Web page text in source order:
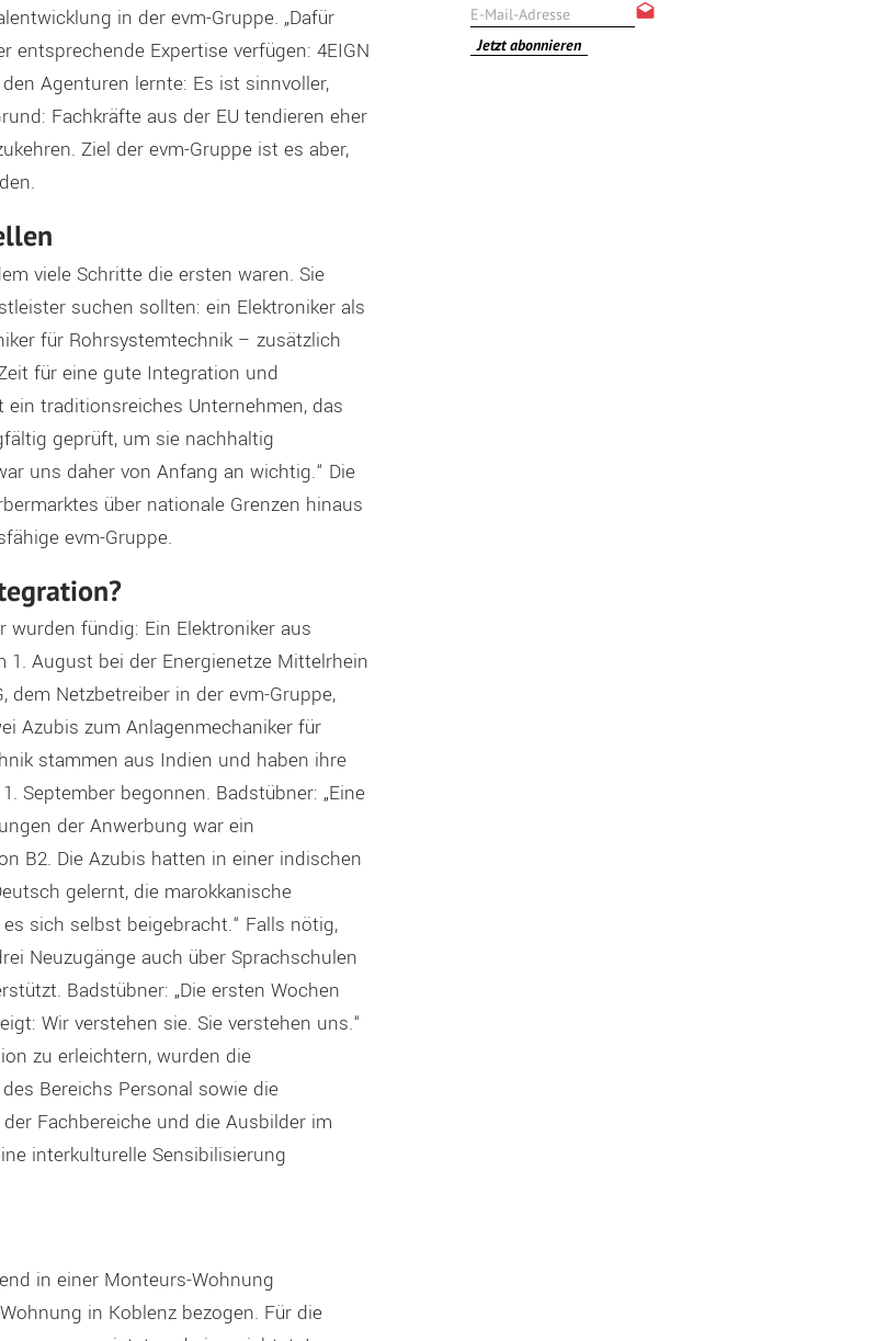
in der evm-Gruppe. „Dafür
Expertise verfügen: 4EIGN
Agenturen lernte: Es ist sinnvoller,
Fachkräfte aus der EU tendieren eher
Ziel der evm-Gruppe ist es aber,
viele Schritte die ersten waren. Sie
suchen sollten: ein Elektroniker als
für Rohrsystemtechnik – zusätzlich
für eine gute Integration und
ein traditionsreiches Unternehmen, das
geprüft, um sie nachhaltig
uns daher von Anfang an wichtig.“ Die
über nationale Grenzen hinaus
evm-Gruppe.
wurden fündig: Ein Elektroniker aus
1. August bei der Energienetze Mittelrhein
dem Netzbetreiber in der evm-Gruppe,
Azubis zum Anlagenmechaniker für
stammen aus Indien und haben ihre
September begonnen. Badstübner: „Eine
der Anwerbung war ein
B2. Die Azubis hatten in einer indischen
gelernt, die marokkanische
sich selbst beigebracht.“ Falls nötig,
Neuzugänge auch über Sprachschulen
Badstübner: „Die ersten Wochen
Wir verstehen sie. Sie verstehen uns.“
zu erleichtern, wurden die
Bereichs Personal sowie die
Fachbereiche und die Ausbilder im
interkulturelle Sensibilisierung
in einer Monteurs-Wohnung
in Koblenz bezogen. Für die
Jetzt abonnieren